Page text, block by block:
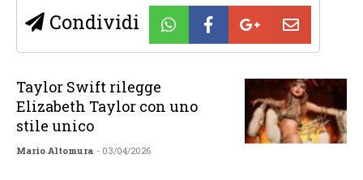
Condividi
Taylor Swift rilegge
Elizabeth Taylor con uno
stile unico
Mario Altomura - 03/04/2026